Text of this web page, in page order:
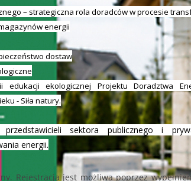
– strategiczna rola doradców w procesie
energii
dostaw
ekologicznej Projektu Doradztwa
- Siła natury.
przedstawicieli sektora publicznego i
energii.
Rejestracja jest możliwa poprzez